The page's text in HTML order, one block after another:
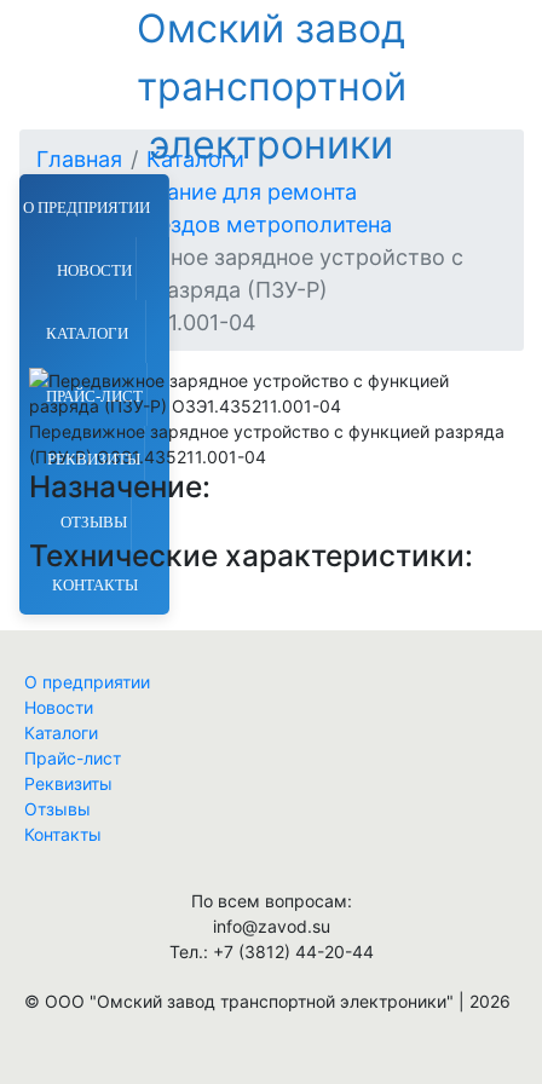
Омский завод
транспортной
электроники
О ПРЕДПРИЯТИИ
НОВОСТИ
КАТАЛОГИ
ПРАЙС-ЛИСТ
РЕКВИЗИТЫ
ОТЗЫВЫ
КОНТАКТЫ
Главная
Каталоги
Оборудование для ремонта
электропоездов метрополитена
Передвижное зарядное устройство с
функцией разряда (ПЗУ-Р)
ОЗЭ1.435211.001-04
Передвижное зарядное устройство с функцией разряда
(ПЗУ-Р) ОЗЭ1.435211.001-04
Назначение:
Технические характеристики:
О предприятии
Новости
Каталоги
Прайс-лист
Реквизиты
Отзывы
Контакты
По всем вопросам:
info@zavod.su
Тел.: +7 (3812) 44-20-44
© ООО "Омский завод транспортной электроники" | 2026